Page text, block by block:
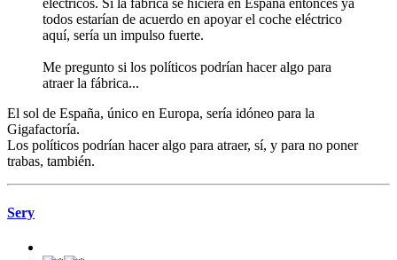
eléctricos. Si la fábrica se hiciera en España entonces ya
todos estarían de acuerdo en apoyar el coche eléctrico
aquí, sería un impulso fuerte.
Me pregunto si los políticos podrían hacer algo para
atraer la fábrica...
El sol de España, único en Europa, sería idóneo para la
Gigafactoría.
Los políticos podrían hacer algo para atraer, sí, y para no poner
trabas, también.
Sery